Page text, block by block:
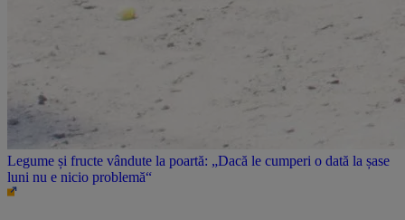
Legume și fructe vândute la poartă: „Dacă le cumperi o dată la șase
luni nu e nicio problemă“